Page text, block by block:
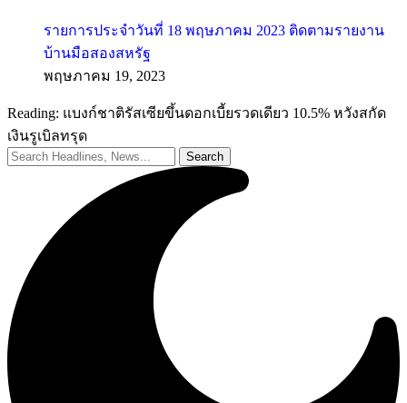
รายการประจำวันที่ 18 พฤษภาคม 2023 ติดตามรายงาน
บ้านมือสองสหรัฐ
พฤษภาคม 19, 2023
Reading: แบงก์ชาติรัสเซียขึ้นดอกเบี้ยรวดเดียว 10.5% หวังสกัด
เงินรูเบิลทรุด